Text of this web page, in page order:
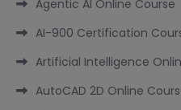
Agentic AI Online Course
AI-900 Certification
Artificial Intelligence
AutoCAD 2D Online